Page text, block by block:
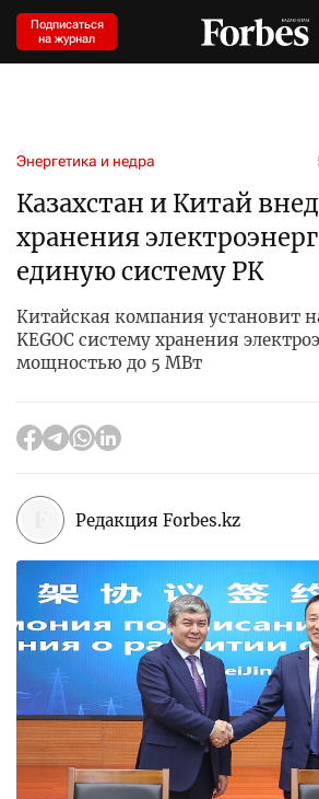
Подписаться
на журнал
Энергетика и недра
Казахстан и Китай
хранения
единую систему РК
Китайская компания установит
KEGOC систему хранения
мощностью до 5 МВт
Редакция Forbes.kz